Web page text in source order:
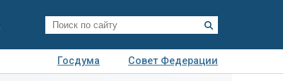
Госдума
Совет Федерации